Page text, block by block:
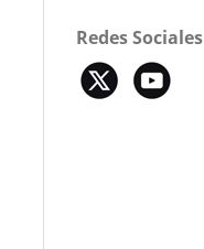
Redes Sociales